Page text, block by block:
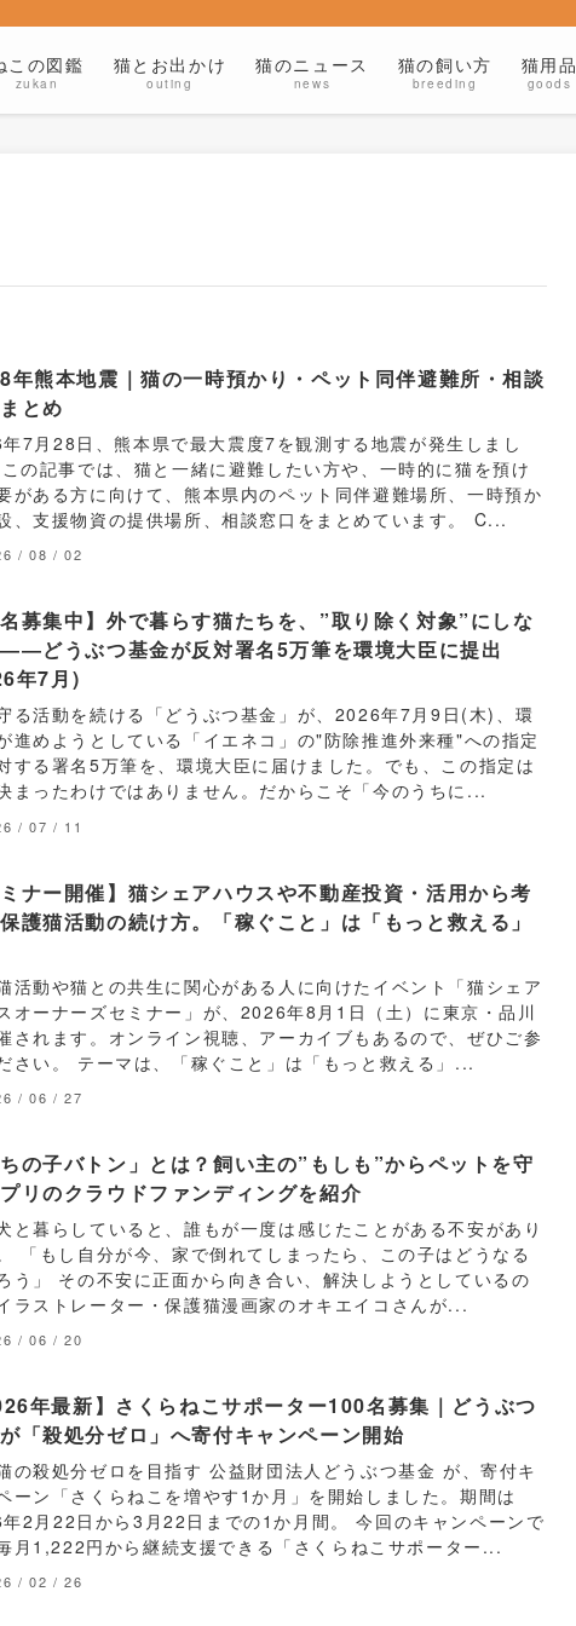
この図鑑
zukan
猫とお出かけ
outing
猫のニュース
news
猫の飼い方
breeding
猫用品
goods
年熊本地震｜猫の一時預かり・ペット同伴避難所・相談
とめ
7月28日、熊本県で最大震度7を観測する地震が発生しまし
の記事では、猫と一緒に避難したい方や、一時的に猫を預け
がある方に向けて、熊本県内のペット同伴避難場所、一時預か
、支援物資の提供場所、相談窓口をまとめています。 C...
/ 08 / 02
募集中】外で暮らす猫たちを、”取り除く対象”にしな
どうぶつ基金が反対署名5万筆を環境大臣に提出
年7月)
る活動を続ける「どうぶつ基金」が、2026年7月9日(木)、環
進めようとしている「イエネコ」の"防除推進外来種"への指定
する署名5万筆を、環境大臣に届けました。でも、この指定は
まったわけではありません。だからこそ「今のうちに...
/ 07 / 11
ナー開催】猫シェアハウスや不動産投資・活用から考
護猫活動の続け方。「稼ぐこと」は「もっと救える」
活動や猫との共生に関心がある人に向けたイベント「猫シェア
オーナーズセミナー」が、2026年8月1日（土）に東京・品川
されます。オンライン視聴、アーカイブもあるので、ぜひご参
さい。 テーマは、「稼ぐこと」は「もっと救える」...
/ 06 / 27
の子バトン」とは？飼い主の”もしも”からペットを守
リのクラウドファンディングを紹介
と暮らしていると、誰もが一度は感じたことがある不安があり
「もし自分が今、家で倒れてしまったら、この子はどうなる
う」 その不安に正面から向き合い、解決しようとしているの
ラストレーター・保護猫漫画家のオキエイコさんが...
/ 06 / 20
年最新】さくらねこサポーター100名募集｜どうぶつ
「殺処分ゼロ」へ寄付キャンペーン開始
の殺処分ゼロを目指す 公益財団法人どうぶつ基金 が、寄付キ
ーン「さくらねこを増やす1か月」を開始しました。期間は
2月22日から3月22日までの1か月間。 今回のキャンペーンで
月1,222円から継続支援できる「さくらねこサポーター...
/ 02 / 26